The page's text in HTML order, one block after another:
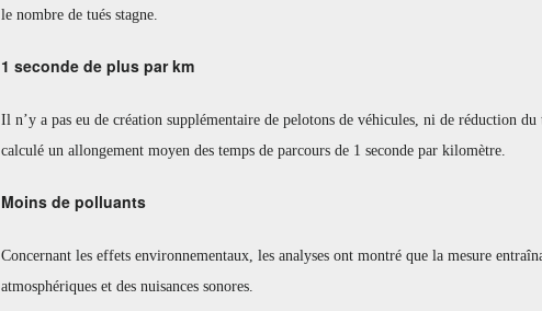
le nombre de tués stagne.
1 seconde de plus par km
Il n’y a pas eu de création supplémentaire de pelotons de véhicules, ni de réduction
calculé un allongement moyen des temps de parcours de 1 seconde par kilomètre.
Moins de polluants
Concernant les effets environnementaux, les analyses ont montré que la mesure
atmosphériques et des nuisances sonores.